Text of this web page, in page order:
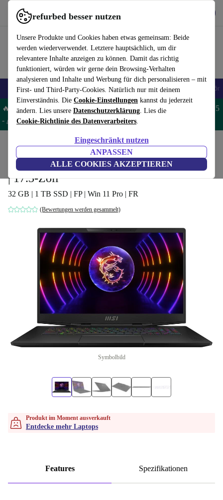
refurbed besser nutzen
Unsere Produkte und Cookies haben etwas gemeinsam: Beide
werden wiederverwendet. Letztere hauptsächlich, um dir
relevantere Inhalte anzeigen zu können. Damit das richtig
funktioniert, würden wir gerne dein Browsing-Verhalten
analysieren und Inhalte und Werbung für dich personalisieren – mit
First- und Third-Party-Cookies. Natürlich nur mit deinem
Einverständnis. Die Cookie-Einstellungen kannst du jederzeit
ändern. Lies unsere Datenschutzerklärung. Lies die
Cookie-Richtlinie des Datenverarbeiters.
Eingeschränkt nutzen
ANPASSEN
ALLE COOKIES AKZEPTIEREN
refurbed schnell und einfach nutzen
🎒 Back to school Handys Laptops Tablets Smartwatches Zubehör
🔥 Spare 5% EXTRA auf MacBooks und iPads – Code: MACPAD5
- AGB
Laptops
MSI Stealth 17 Studio A13VH | i7-13700H
| 17.3-Zoll
32 GB | 1 TB SSD | FP | Win 11 Pro | FR
(Bewertungen werden gesammelt)
Symbolbild
Produkt im Moment ausverkauft
Entdecke mehr Laptops
Features Spezifikationen